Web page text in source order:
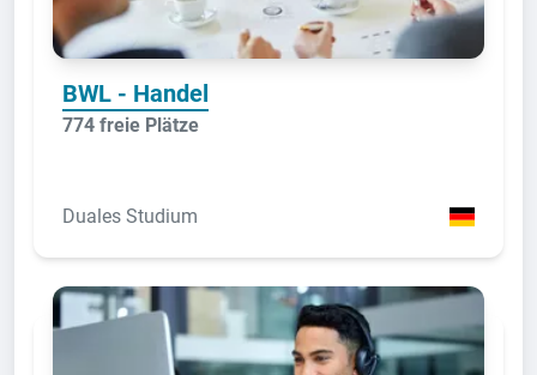
BWL - Handel
774 freie Plätze
Duales Studium